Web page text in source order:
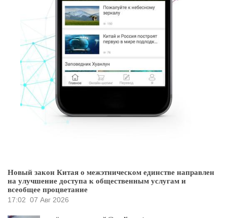
Новый закон Китая о межэтническом единстве направлен
на улучшение доступа к общественным услугам и
всеобщее процветание
17:02 07 Авг 2026